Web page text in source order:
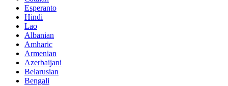
Esperanto
Hindi
Lao
Albanian
Amharic
Armenian
Azerbaijani
Belarusian
Bengali